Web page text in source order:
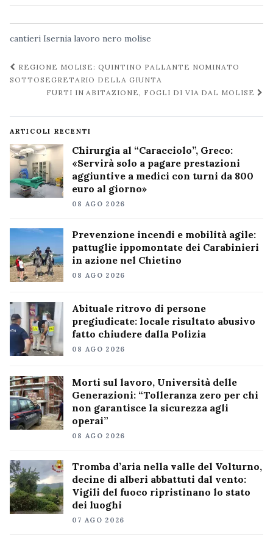
cantieri Isernia lavoro nero molise
Navigazione
post
REGIONE MOLISE: QUINTINO PALLANTE NOMINATO
SOTTOSEGRETARIO DELLA GIUNTA
FURTI IN ABITAZIONE, FOGLI DI VIA DAL MOLISE
ARTICOLI RECENTI
Chirurgia al “Caracciolo”, Greco:
«Servirà solo a pagare prestazioni
aggiuntive a medici con turni da 800
euro al giorno»
08 AGO 2026
Prevenzione incendi e mobilità agile:
pattuglie ippomontate dei Carabinieri
in azione nel Chietino
08 AGO 2026
Abituale ritrovo di persone
pregiudicate: locale risultato abusivo
fatto chiudere dalla Polizia
08 AGO 2026
Morti sul lavoro, Università delle
Generazioni: “Tolleranza zero per chi
non garantisce la sicurezza agli
operai”
08 AGO 2026
Tromba d’aria nella valle del Volturno,
decine di alberi abbattuti dal vento:
Vigili del fuoco ripristinano lo stato
dei luoghi
07 AGO 2026